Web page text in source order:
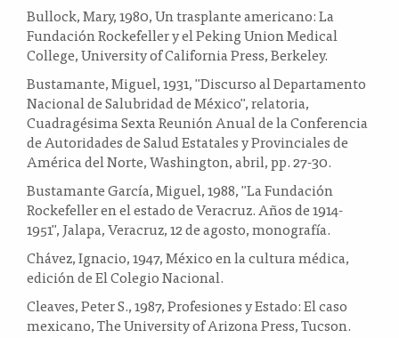
Bullock, Mary, 1980, Un trasplante americano: La
Fundación Rockefeller y el Peking Union Medical
College, University of California Press, Berkeley.
Bustamante, Miguel, 1931, "Discurso al Departamento
Nacional de Salubridad de México", relatoria,
Cuadragésima Sexta Reunión Anual de la Conferencia
de Autoridades de Salud Estatales y Provinciales de
América del Norte, Washington, abril, pp. 27-30.
Bustamante García, Miguel, 1988, "La Fundación
Rockefeller en el estado de Veracruz. Años de 1914-
1951", Jalapa, Veracruz, 12 de agosto, monografía.
Chávez, Ignacio, 1947, México en la cultura médica,
edición de El Colegio Nacional.
Cleaves, Peter S., 1987, Profesiones y Estado: El caso
mexicano, The University of Arizona Press, Tucson.